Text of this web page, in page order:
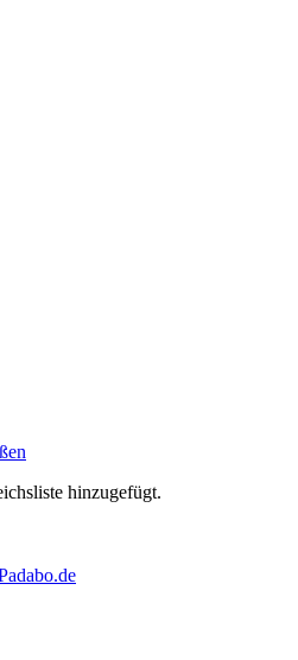
hinzugefügt.